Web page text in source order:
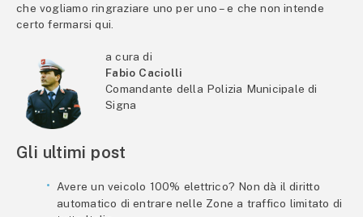
che vogliamo ringraziare uno per uno – e che non intende
certo fermarsi qui.
a cura di
Fabio Caciolli
Comandante della Polizia Municipale di
Signa
Gli ultimi post
Avere un veicolo 100% elettrico? Non dà il diritto
automatico di entrare nelle Zone a traffico limitato di